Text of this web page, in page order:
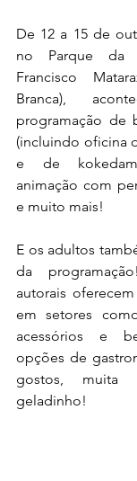
De 12 a 15 de
no Parque da
Francisco
Branca),
programação de
(incluindo oficina
e de
animação com
e muito mais!
E os adultos
da
autorais
em setores
acessórios e
opções de
gostos, muita
geladinho!